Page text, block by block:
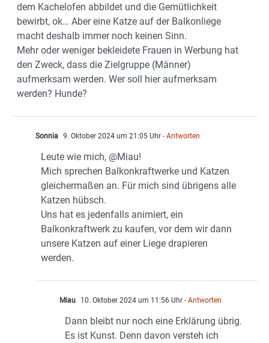
dem Kachelofen abbildet und die Gemütlichkeit
bewirbt, ok… Aber eine Katze auf der Balkonliege
macht deshalb immer noch keinen Sinn.
Mehr oder weniger bekleidete Frauen in Werbung hat
den Zweck, dass die Zielgruppe (Männer)
aufmerksam werden. Wer soll hier aufmerksam
werden? Hunde?
Sonnia 9. Oktober 2024 um 21:05 Uhr - Antworten
Leute wie mich, @Miau!
Mich sprechen Balkonkraftwerke und Katzen
gleichermaßen an. Für mich sind übrigens alle
Katzen hübsch.
Uns hat es jedenfalls animiert, ein
Balkonkraftwerk zu kaufen, vor dem wir dann
unsere Katzen auf einer Liege drapieren
werden.
Miau 10. Oktober 2024 um 11:56 Uhr - Antworten
Dann bleibt nur noch eine Erklärung übrig.
Es ist Kunst. Denn davon versteh ich